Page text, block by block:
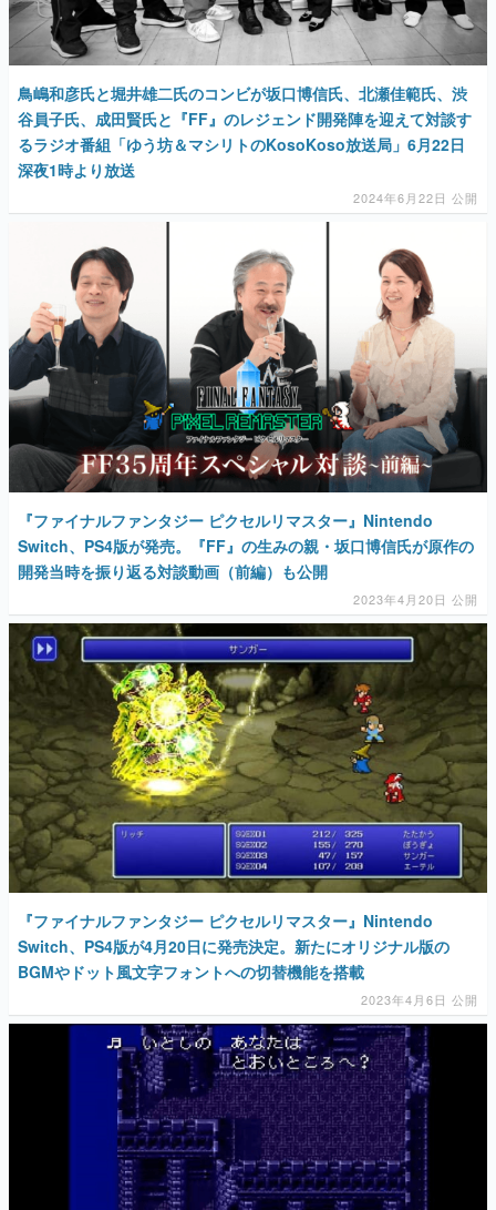
鳥嶋和彦氏と堀井雄二氏のコンビが坂口博信氏、北瀬佳範氏、渋
谷員子氏、成田賢氏と『FF』のレジェンド開発陣を迎えて対談す
るラジオ番組「ゆう坊＆マシリトのKosoKoso放送局」6月22日
深夜1時より放送
2024年6月22日 公開
『ファイナルファンタジー ピクセルリマスター』Nintendo
Switch、PS4版が発売。『FF』の生みの親・坂口博信氏が原作の
開発当時を振り返る対談動画（前編）も公開
2023年4月20日 公開
『ファイナルファンタジー ピクセルリマスター』Nintendo
Switch、PS4版が4月20日に発売決定。新たにオリジナル版の
BGMやドット風文字フォントへの切替機能を搭載
2023年4月6日 公開